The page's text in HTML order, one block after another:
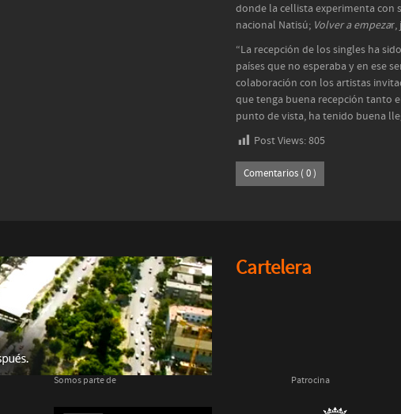
donde la cellista experimenta con
nacional Natisú; Volver a empezar,
“La recepción de los singles ha
países que no esperaba y en ese
colaboración con los artistas
que tenga buena recepción tanto
punto de vista, ha tenido buena
Post Views:805
Comentarios ( 0 )
Cartelera
Somos parte de Patrocina